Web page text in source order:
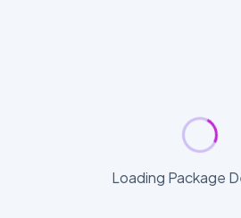
Loading Package